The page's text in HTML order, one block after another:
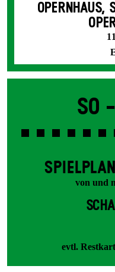
OPERNHAUS,
So -
von und
evtl.